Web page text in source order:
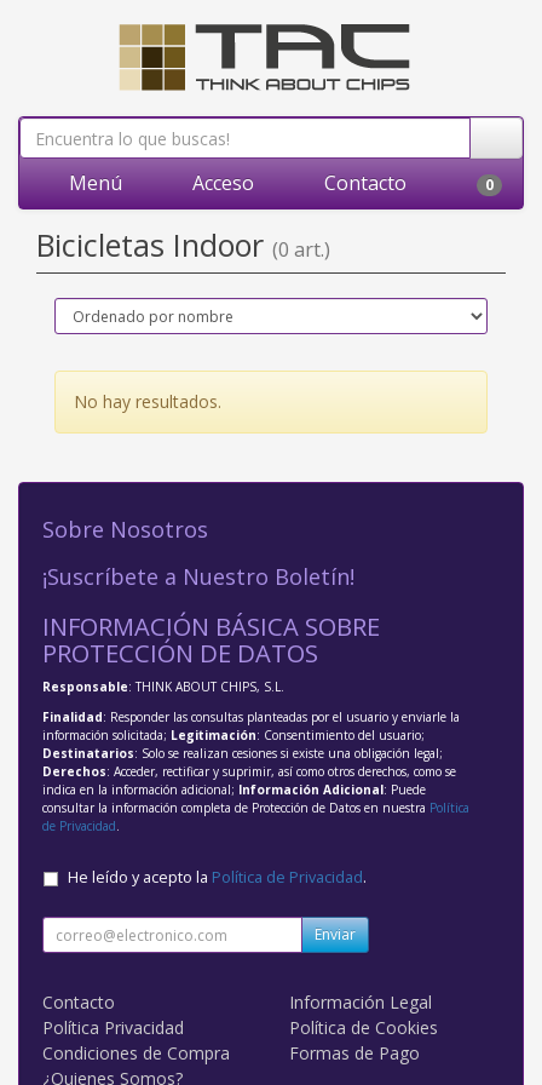
Menú Acceso Contacto 0
Bicicletas Indoor (0 art.)
No hay resultados.
Sobre Nosotros
¡Suscríbete a Nuestro Boletín!
INFORMACIÓN BÁSICA SOBRE
PROTECCIÓN DE DATOS
Responsable: THINK ABOUT CHIPS, S.L.
Finalidad: Responder las consultas planteadas por el usuario y enviarle la
información solicitada; Legitimación: Consentimiento del usuario;
Destinatarios: Solo se realizan cesiones si existe una obligación legal;
Derechos: Acceder, rectificar y suprimir, así como otros derechos, como se
indica en la información adicional; Información Adicional: Puede
consultar la información completa de Protección de Datos en nuestra Política
de Privacidad.
He leído y acepto la Política de Privacidad.
Enviar
Contacto
Información Legal
Política Privacidad
Política de Cookies
Condiciones de Compra
Formas de Pago
¿Quienes Somos?